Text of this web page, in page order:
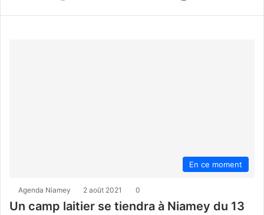
En ce moment
Agenda Niamey 2 août 2021 0
Un camp laitier se tiendra à Niamey du 13